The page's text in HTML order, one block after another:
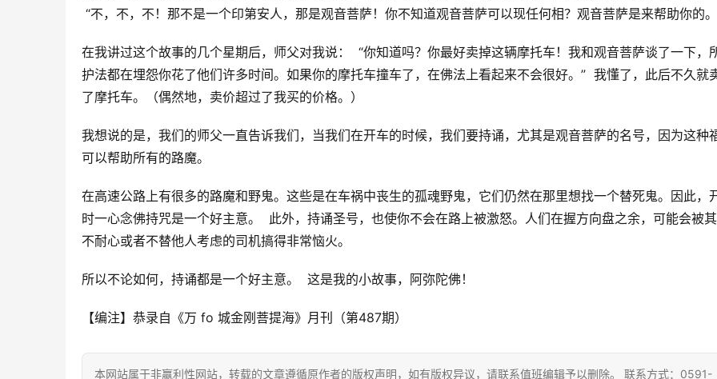
“不，不，不！那不是一个印第安人，那是观音菩萨！你不知道观音菩萨可以现任何相？观音菩萨是来帮助你的
在我讲过这个故事的几个星期后，师父对我说：  “你知道吗？你最好卖掉这辆摩托车！我和观音菩萨谈了一下，
护法都在埋怨你花了他们许多时间。如果你的摩托车撞车了，在佛法上看起来不会很好。”  我懂了，此后不久就
了摩托车。（偶然地，卖价超过了我买的价格。）
我想说的是，我们的师父一直告诉我们，当我们在开车的时候，我们要持诵，尤其是观音菩萨的名号，因为这种
可以帮助所有的路魔。
在高速公路上有很多的路魔和野鬼。这些是在车祸中丧生的孤魂野鬼，它们仍然在那里想找一个替死鬼。因此，
时一心念佛持咒是一个好主意。  此外，持诵圣号，也使你不会在路上被激怒。人们在握方向盘之余，可能会被
不耐心或者不替他人考虑的司机搞得非常恼火。
所以不论如何，持诵都是一个好主意。  这是我的小故事，阿弥陀佛！
【编注】恭录自《万 fo 城金刚菩提海》月刊（第487期）
本网站属于非赢利性网站，转载的文章遵循原作者的版权声明，如有版权异议，请联系值班编辑予以删除。 联系方式：0591-